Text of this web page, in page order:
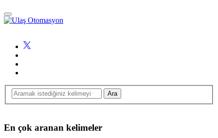
En çok aranan kelimeler